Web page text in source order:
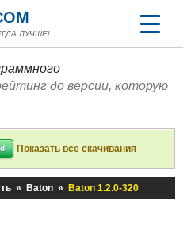
ЛУЧШЕ!
до версии, которую
Показать все скачивания
» Baton » Baton 1.2.0-320